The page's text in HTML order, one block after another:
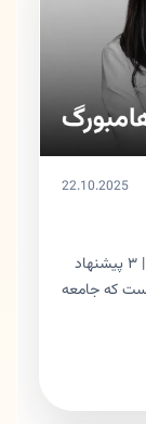
22.10.2025
🩺 متخصص پوست ایرانی و افغان در هامبورگ | ۳ پیشنهاد
که جامعه